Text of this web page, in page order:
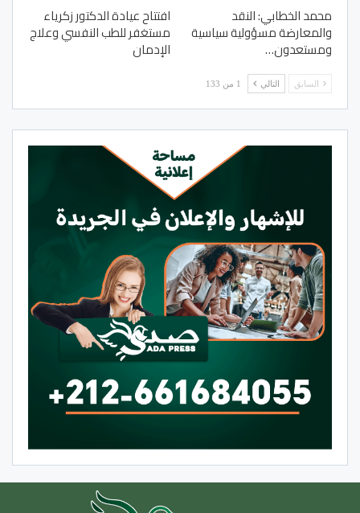
محمد الخطابي: النقد
والمعارضة مسؤولية سياسية
ومستعدون…
افتتاح عيادة الدكتور زكرياء
مستغفر للطب النفسي وعلاج
الإدمان
السابق التالي 1 من 133